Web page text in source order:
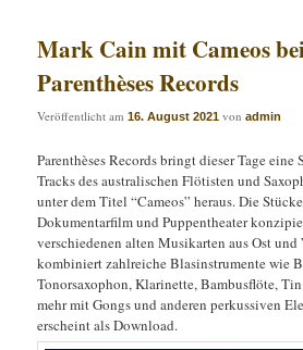
Mark Cain mit Cameos
Parenthèses Records
Veröffentlicht am16. August 2021 vonadmin
Parenthèses Records bringt dieser Tage eine
Tracks des australischen Flötisten und
unter dem Titel “Cameos” heraus. Die
Dokumentarfilm und Puppentheater
verschiedenen alten Musikarten aus Ost
kombiniert zahlreiche Blasinstrumente wie
Tonorsaxophon, Klarinette, Bambusflöte,
mehr mit Gongs und anderen perkussiven
erscheint als Download.